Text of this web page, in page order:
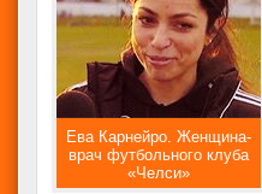
Ева Карнейро. Женщина-
врач футбольного клуба
«Челси»